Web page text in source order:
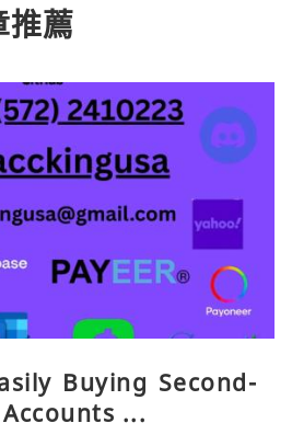
推薦
Buying Second-
...